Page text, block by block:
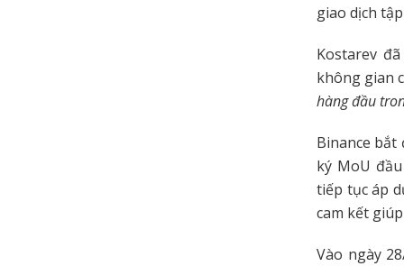
giao dịch
Kostarev
không gian
hàng đầu
Binance
ký MoU
tiếp tục áp
cam kết
Vào ngày